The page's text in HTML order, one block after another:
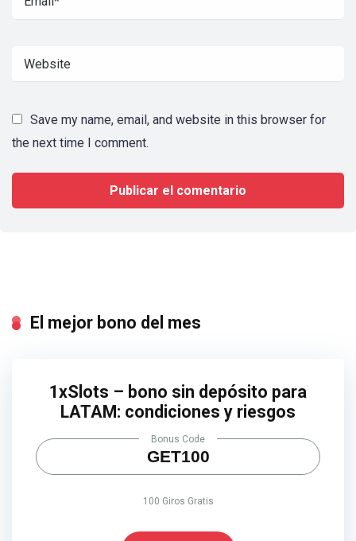
Save my name, email, and website in this browser for
the next time I comment.
El mejor bono del mes
1xSlots – bono sin depósito para
LATAM: condiciones y riesgos
GET100
Bonus Code
100 Giros Gratis